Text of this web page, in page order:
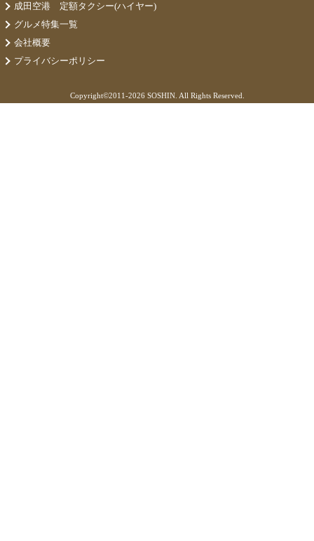
成田空港 定額タクシー(ハイヤー)
グルメ特集一覧
会社概要
プライバシーポリシー
Copyright©2011-2026 SOSHIN. All Rights Reserved.